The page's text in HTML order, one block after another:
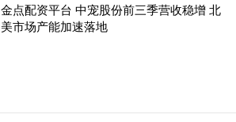
金点配资平台 中宠股份前三季营收稳增 北
美市场产能加速落地